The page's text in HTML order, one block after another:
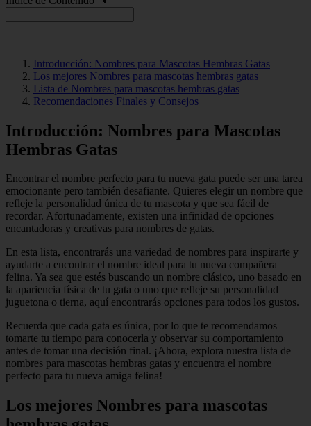
Introducción: Nombres para Mascotas Hembras Gatas
Los mejores Nombres para mascotas hembras gatas
Lista de Nombres para mascotas hembras gatas
Recomendaciones Finales y Consejos
Introducción: Nombres para Mascotas
Hembras Gatas
Encontrar el nombre perfecto para tu nueva gata puede ser una tarea
emocionante pero también desafiante. Quieres elegir un nombre que
refleje la personalidad única de tu mascota y que sea fácil de
recordar. Afortunadamente, existen una infinidad de opciones
encantadoras y creativas para nombres de gatas.
En esta lista, encontrarás una variedad de nombres para inspirarte y
ayudarte a encontrar el nombre ideal para tu nueva compañera
felina. Ya sea que estés buscando un nombre clásico, uno basado en
la apariencia física de tu gata o uno que refleje su personalidad
juguetona o tierna, aquí encontrarás opciones para todos los gustos.
Recuerda que cada gata es única, por lo que te recomendamos
tomarte tu tiempo para conocerla y observar su comportamiento
antes de tomar una decisión final. ¡Ahora, explora nuestra lista de
nombres para mascotas hembras gatas y encuentra el nombre
perfecto para tu nueva amiga felina!
Los mejores Nombres para mascotas